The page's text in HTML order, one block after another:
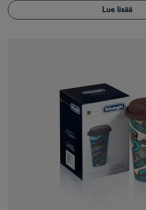
Lue lisää